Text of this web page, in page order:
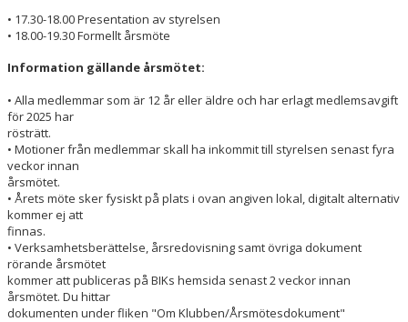
BÖRJA FRIIDROTTA
HALLBYGGE
REGIONMÄSTERSKAPEN 2026
• 17.30-18.00 Presentation av styrelsen
• 18.00-19.30 Formellt årsmöte
Information gällande årsmötet:
• Alla medlemmar som är 12 år eller äldre och har erlagt medlemsavgift
för 2025 har
rösträtt.
• Motioner från medlemmar skall ha inkommit till styrelsen senast fyra
veckor innan
årsmötet.
• Årets möte sker fysiskt på plats i ovan angiven lokal, digitalt alternativ
kommer ej att
finnas.
• Verksamhetsberättelse, årsredovisning samt övriga dokument
rörande årsmötet
kommer att publiceras på BIKs hemsida senast 2 veckor innan
årsmötet. Du hittar
dokumenten under fliken "Om Klubben/Årsmötesdokument"